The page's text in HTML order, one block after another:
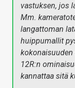
vastuksen, jos
Mm.
langattoman
huippumallit
12R:n
kannattaa sitä